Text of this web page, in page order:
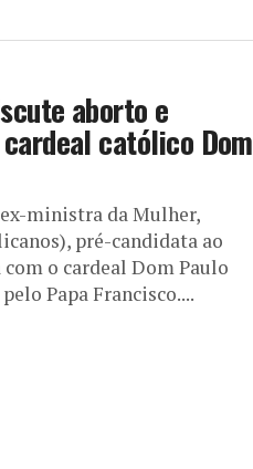
aborto e
católico Dom
ministra da Mulher,
pré-candidata ao
o cardeal Dom Paulo
Papa Francisco....